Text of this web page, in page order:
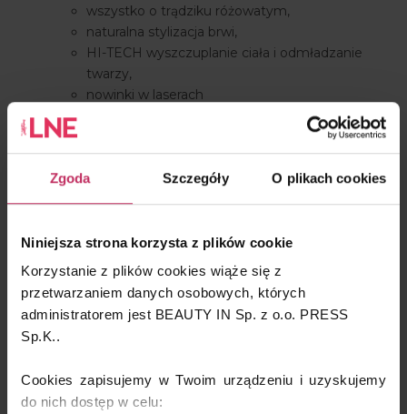
Zgoda Szczegóły O plikach cookies
Niniejsza strona korzysta z plików cookie
Korzystanie z plików cookies wiąże się z
przetwarzaniem danych osobowych, których
administratorem jest BEAUTY IN Sp. z o.o. PRESS
Sp.K..
Cookies zapisujemy w Twoim urządzeniu i uzyskujemy
do nich dostęp w celu:
wszystko o trądziku różowatym,
naturalna stylizacja brwi,
HI-TECH wyszczuplanie ciała i odmładzanie
twarzy,
nowinki w laserach
Cena karnetu, dostęp do materiałów na 7
dni wynosi tylko 199 zł
Jeżeli jesteś Prenumeratorem magazynu LNE napisz
na adrespaulina@lne.pl